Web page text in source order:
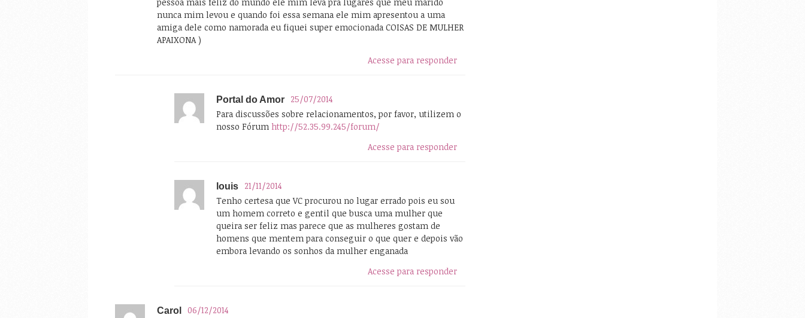
nunca mim levou e quando foi essa semana ele mim apresentou a uma
amiga dele como namorada eu fiquei super emocionada COISAS DE MULHER
APAIXONA )
Acesse para responder
Portal do Amor
25/07/2014
Para discussões sobre relacionamentos, por favor, utilizem o
nosso Fórum http://52.35.99.245/forum/
Acesse para responder
louis
21/11/2014
Tenho certesa que VC procurou no lugar errado pois eu sou
um homem correto e gentil que busca uma mulher que
queira ser feliz mas parece que as mulheres gostam de
homens que mentem para conseguir o que quer e depois vão
embora levando os sonhos da mulher enganada
Acesse para responder
Carol
06/12/2014